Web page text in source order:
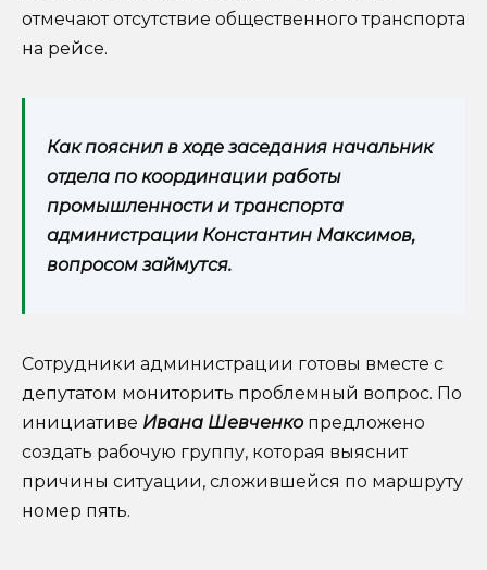
отмечают отсутствие общественного транспорта
на рейсе.
Как пояснил в ходе заседания начальник
отдела по координации работы
промышленности и транспорта
администрации Константин Максимов,
вопросом займутся.
Сотрудники администрации готовы вместе с
депутатом мониторить проблемный вопрос. По
инициативе Ивана Шевченкопредложено
создать рабочую группу, которая выяснит
причины ситуации, сложившейся по маршруту
номер пять.